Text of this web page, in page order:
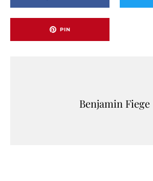
PIN
Benjamin Fiege